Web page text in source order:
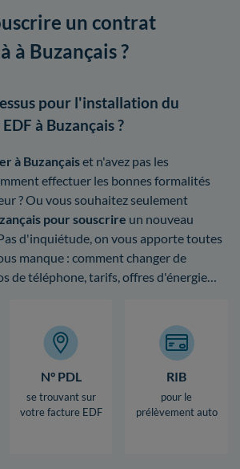
un contrat
à Buzançais ?
pour l'installation du
à Buzançais ?
à Buzançaiset n'avez pas les
effectuer les bonnes formalités
? Ou vous souhaitez seulement
pour souscrire un nouveau
d'inquiétude, on vous apporte toutes
manque : comment changer de
de téléphone, tarifs, offres d'énergie…
N° PDL
se trouvant sur
votre facture EDF
RIB
pour le
prélèvement auto